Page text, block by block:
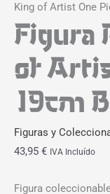
King of Artist One
Figura
of
19cm
Figuras y
43,95 € IVA Incluído
Figura